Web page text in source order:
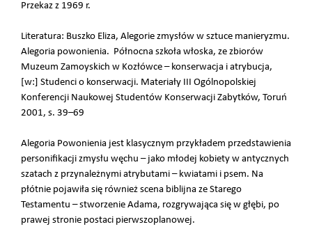
Przekaz z 1969 r.
Literatura: Buszko Eliza, Alegorie zmysłów w sztuce manieryzmu.
Alegoria powonienia. Północna szkoła włoska, ze zbiorów
Muzeum Zamoyskich w Kozłówce – konserwacja i atrybucja,
[w:] Studenci o konserwacji. Materiały III Ogólnopolskiej
Konferencji Naukowej Studentów Konserwacji Zabytków, Toruń
2001, s. 39–69
Alegoria Powonienia jest klasycznym przykładem przedstawienia
personifikacji zmysłu węchu – jako młodej kobiety w antycznych
szatach z przynależnymi atrybutami – kwiatami i psem. Na
płótnie pojawiła się również scena biblijna ze Starego
Testamentu – stworzenie Adama, rozgrywająca się w głębi, po
prawej stronie postaci pierwszoplanowej.